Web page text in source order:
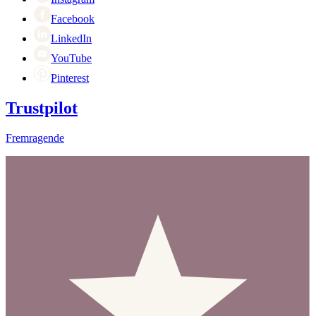
Facebook
LinkedIn
YouTube
Pinterest
Trustpilot
Fremragende